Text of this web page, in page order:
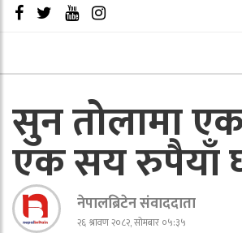
सुन तोलामा
एक सय रुपैयाँ
नेपालब्रिटेन संवाददाता
२६ श्रावण २०८२, सोमबार ०५:३५